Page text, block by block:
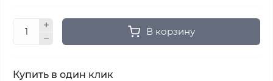
В корзину
Купить в один клик